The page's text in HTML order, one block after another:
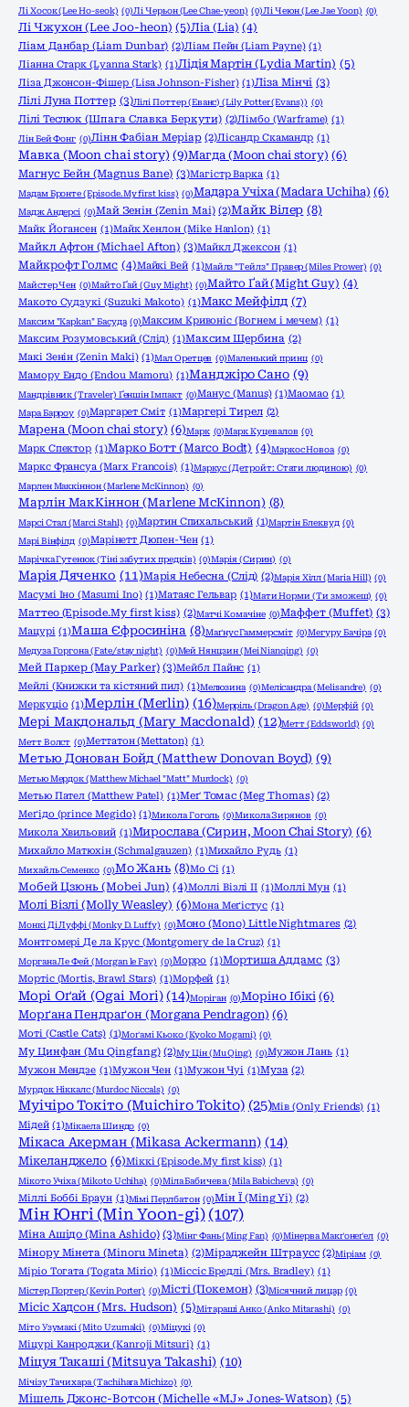
Лі Хосок (Lee Ho-seok) (0)Лі Черьон (Lee Chae-yeon) (0)Лі Чеюн (Lee Jae Yoon) (0)
Лі Чжухон (Lee Joo-heon) (5)Ліа (Lia) (4)
Ліам Данбар (Liam Dunbar) (2)Ліам Пейн (Liam Payne) (1)
Ліанна Старк (Lyanna Stark) (1)Лідія Мартін (Lydia Martin) (5)
Ліза Джонсон-Фішер (Lisa Johnson-Fisher) (1)Ліза Мінчі (3)
Лілі Луна Поттер (3)Лілі Поттер (Еванс) (Lily Potter (Evans)) (0)
Лілі Теслюк (Шпага Славка Беркути) (2)Лімбо (Warframe) (1)
Лін Бей Фонг (0)Лінн Фабіан Меріар (2)Лісандр Скамандр (1)
Мавка (Moon chai story) (9)Магда (Moon chai story) (6)
Магнус Бейн (Magnus Bane) (3)Магістр Варка (1)
Мадам Бронте (Episode.My first kiss) (0)Мадара Учіха (Madara Uchiha) (6)
Мадж Андерсі (0)Май Зенін (Zenin Mai) (2)Майк Вілер (8)
Майк Йогансен (1)Майк Хенлон (Mike Hanlon) (1)
Майкл Афтон (Michael Afton) (3)Майкл Джексон (1)
Майкрофт Голмс (4)Майкі Вей (1)Майлз "Тейлз" Правер (Miles Prower) (0)
Майстер Чен (0)Майто Ґай (Guy Might) (0)Майто Ґай (Might Guy) (4)
Макото Судзукі (Suzuki Makoto) (1)Макс Мейфілд (7)
Максим "Kapkan" Басуда (0)Максим Кривоніс (Вогнем і мечем) (1)
Максим Розумовський (Слід) (1)Максим Щербина (2)
Макі Зенін (Zenin Maki) (1)Мал Оретцев (0)Маленький принц (0)
Мамору Ендо (Endou Mamoru) (1)Манджіро Сано (9)
Мандрівник (Traveler) Ґеншін Імпакт (0)Манус (Manus) (1)Маомао (1)
Мара Барроу (0)Маргарет Сміт (1)Маргері Тирел (2)
Марена (Moon chai story) (6)Марк (0)Марк Куцевалов (0)
Марк Спектор (1)Марко Ботт (Marco Bodt) (4)Маркос Новоа (0)
Маркс Франсуа (Marx Francois) (1)Маркус (Детройт: Стати людиною) (0)
Марлен Маккіннон (Marlene McKinnon) (0)
Марлін МакКіннон (Marlene McKinnon) (8)
Марсі Стал (Marci Stahl) (0)Мартин Спихальський (1)Мартін Блеквуд (0)
Марі Вінфілд (0)Марінетт Дюпен-Чен (1)
Марічка Гутенюк (Тіні забутих предків) (0)Марія (Сирин) (0)
Марія Дяченко (11)Марія Небесна (Слід) (2)Марія Хілл (Maria Hill) (0)
Масумі Іно (Masumi Ino) (1)Матаяс Гельвар (1)Мати Норми (Ти зможеш) (0)
Маттео (Episode.My first kiss) (2)Матчі Комачіне (0)Маффет (Muffet) (3)
Мацурі (1)Маша Єфросиніна (8)Маґнус Гаммерсміт (0)Мегуру Бачіра (0)
Медуза Горгона (Fate/stay night) (0)Мей Нянцзин (Mei Nianqing) (0)
Мей Паркер (May Parker) (3)Мейбл Пайнс (1)
Мейлі (Книжки та кістяний пил) (1)Мелюзина (0)Мелісандра (Melisandre) (0)
Меркуціо (1)Мерлін (Merlin) (16)Мерріль (Dragon Age) (0)Мерфій (0)
Мері Макдональд (Mary Macdonald) (12)Метт (Eddsworld) (0)
Метт Волст (0)Меттатон (Mettaton) (1)
Метью Донован Бойд (Matthew Donovan Boyd) (9)
Метью Мердок (Matthew Michael "Matt" Murdock) (0)
Метью Пател (Matthew Patel) (1)Меґ Томас (Meg Thomas) (2)
Меґідо (prince Megido) (1)Микола Гоголь (0)Микола Зирянов (0)
Микола Хвильовий (1)Мирослава (Сирин, Moon Chai Story) (6)
Михайло Матюхін (Schmalgauzen) (1)Михайло Рудь (1)
Михайль Семенко (0)Мо Жань (8)Мо Сі (1)
Мобей Цзюнь (Mobei Jun) (4)Моллі Візлі ІІ (1)Моллі Мун (1)
Молі Візлі (Molly Weasley) (6)Мона Меґістус (1)
Монкі Ді Луффі (Monky D. Luffy) (0)Моно (Mono) Little Nightmares (2)
Монтгомері Де ла Крус (Montgomery de la Cruz) (1)
Моргана Ле Фей (Morgan le Fay) (0)Морро (1)Мортиша Аддамс (3)
Мортіс (Mortis, Brawl Stars) (1)Морфей (1)
Морі Оґай (Ogai Mori) (14)Моріган (0)Моріно Ібікі (6)
Морґана Пендраґон (Morgana Pendragon) (6)
Моті (Castle Cats) (1)Моґамі Кьоко (Kyoko Mogami) (0)
Му Цинфан (Mu Qingfang) (2)Му Цін (Mu Qing) (0)Мужон Лань (1)
Мужон Мендзе (1)Мужон Чен (1)Мужон Чуі (1)Муза (2)
Мурдок Ніккалс (Murdoc Niccals) (0)
Муічіро Токіто (Muichiro Tokito) (25)Мів (Only Friends) (1)
Мідей (1)Мікаела Шиндо (0)
Мікаса Акерман (Mikasa Ackermann) (14)
Мікеланджело (6)Міккі (Episode.My first kiss) (1)
Мікото Учіха (Mikoto Uchiha) (0)Міла Бабичева (Mila Babicheva) (0)
Міллі Боббі Браун (1)Мімі Перлбатон (0)Мін Ї (Ming Yi) (2)
Мін Юнгі (Min Yoon-gi) (107)
Міна Ашідо (Mina Ashido) (3)Мінг Фань (Ming Fan) (0)Мінерва Макґонеґел (0)
Мінору Мінета (Minoru Mineta) (2)Міраджейн Штраусс (2)Міріам (0)
Міріо Тогата (Togata Mirio) (1)Міссіс Бредлі (Mrs. Bradley) (1)
Містер Портер (Kevin Porter) (0)Місті (Покемон) (3)Місячний лицар (0)
Місіс Хадсон (Mrs. Hudson) (5)Мітараші Анко (Anko Mitarashi) (0)
Міто Узумакі (Mito Uzumaki) (0)Міцукі (0)
Міцурі Канроджи (Kanroji Mitsuri) (1)
Міцуя Такаші (Mitsuya Takashi) (10)
Мічізу Тачихара (Tachihara Michizo) (0)
Мішель Джонс-Вотсон (Michelle «MJ» Jones-Watson) (5)